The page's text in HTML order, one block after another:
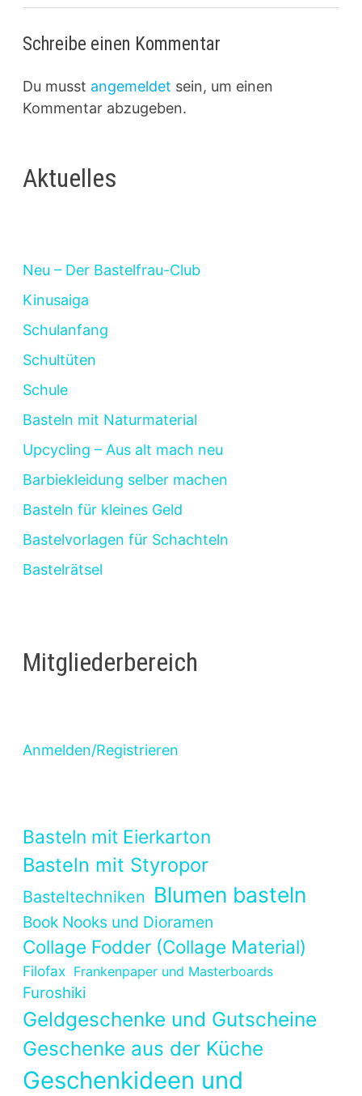
Schreibe einen Kommentar
Du musst angemeldet sein, um einen
Kommentar abzugeben.
Aktuelles
Neu – Der Bastelfrau-Club
Kinusaiga
Schulanfang
Schultüten
Schule
Basteln mit Naturmaterial
Upcycling – Aus alt mach neu
Barbiekleidung selber machen
Basteln für kleines Geld
Bastelvorlagen für Schachteln
Bastelrätsel
Mitgliederbereich
Anmelden/Registrieren
Basteln mit Eierkarton
Basteln mit Styropor
Basteltechniken Blumen basteln
Book Nooks und Dioramen
Collage Fodder (Collage Material)
Filofax Frankenpaper und Masterboards
Furoshiki
Geldgeschenke und Gutscheine
Geschenke aus der Küche
Geschenkideen und